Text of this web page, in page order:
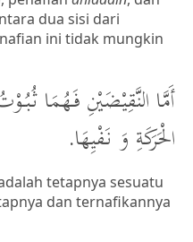
dua sisi dari
ini tidak mungkin
أَمَّا النَّقِيْضَيْنِ فَهُمَا
الْحَرَكَةِ وَ نَفْيِهَا.
tetapnya sesuatu
dan ternafikannya